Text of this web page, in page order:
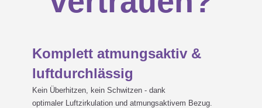
Ist der Matratzenkern auch
waschbar?
Komplett atmungsaktiv &
luftdurchlässig
Kein Überhitzen, kein Schwitzen - dank
optimaler Luftzirkulation und atmungsaktivem Bezug.